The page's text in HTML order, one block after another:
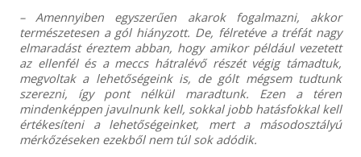
– Amennyiben egyszerűen akarok fogalmazni, akkor
természetesen a gól hiányzott. De, félretéve a tréfát nagy
elmaradást éreztem abban, hogy amikor például vezetett
az ellenfél és a meccs hátralévő részét végig támadtuk,
megvoltak a lehetőségeink is, de gólt mégsem tudtunk
szerezni, így pont nélkül maradtunk. Ezen a téren
mindenképpen javulnunk kell, sokkal jobb hatásfokkal kell
értékesíteni a lehetőségeinket, mert a másodosztályú
mérkőzéseken ezekből nem túl sok adódik.